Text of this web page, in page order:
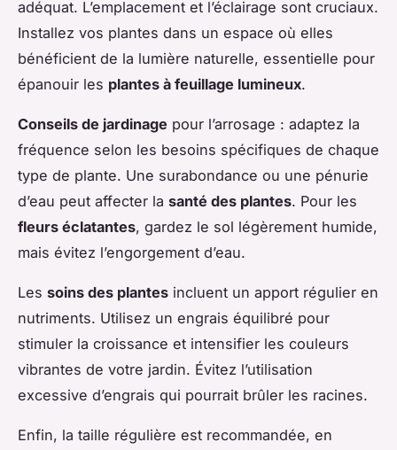
adéquat. L’emplacement et l’éclairage sont cruciaux.
Installez vos plantes dans un espace où elles
bénéficient de la lumière naturelle, essentielle pour
épanouir les plantes à feuillage lumineux.
Conseils de jardinage pour l’arrosage : adaptez la
fréquence selon les besoins spécifiques de chaque
type de plante. Une surabondance ou une pénurie
d’eau peut affecter la santé des plantes. Pour les
fleurs éclatantes, gardez le sol légèrement humide,
mais évitez l’engorgement d’eau.
Les soins des plantes incluent un apport régulier en
nutriments. Utilisez un engrais équilibré pour
stimuler la croissance et intensifier les couleurs
vibrantes de votre jardin. Évitez l’utilisation
excessive d’engrais qui pourrait brûler les racines.
Enfin, la taille régulière est recommandée, en